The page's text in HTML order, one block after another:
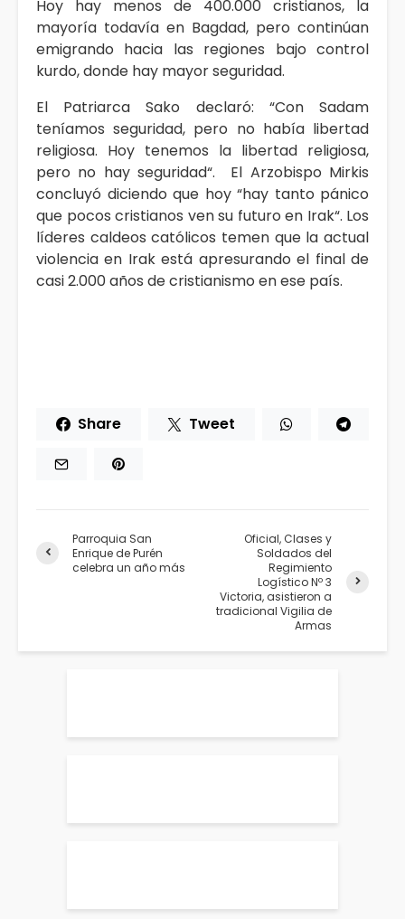
Hoy hay menos de 400.000 cristianos, la
mayoría todavía en Bagdad, pero continúan
emigrando hacia las regiones bajo control
kurdo, donde hay mayor seguridad.
El Patriarca Sako declaró: “Con Sadam
teníamos seguridad, pero no había libertad
religiosa. Hoy tenemos la libertad religiosa,
pero no hay seguridad“. El Arzobispo Mirkis
concluyó diciendo que hoy “hay tanto pánico
que pocos cristianos ven su futuro en Irak“. Los
líderes caldeos católicos temen que la actual
violencia en Irak está apresurando el final de
casi 2.000 años de cristianismo en ese país.
Share Tweet
Parroquia San
Enrique de Purén
celebra un año más
Oficial, Clases y
Soldados del
Regimiento
Logístico Nº 3
Victoria, asistieron a
tradicional Vigilia de
Armas